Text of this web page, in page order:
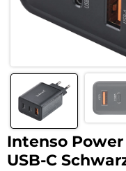
Intenso
USB-C